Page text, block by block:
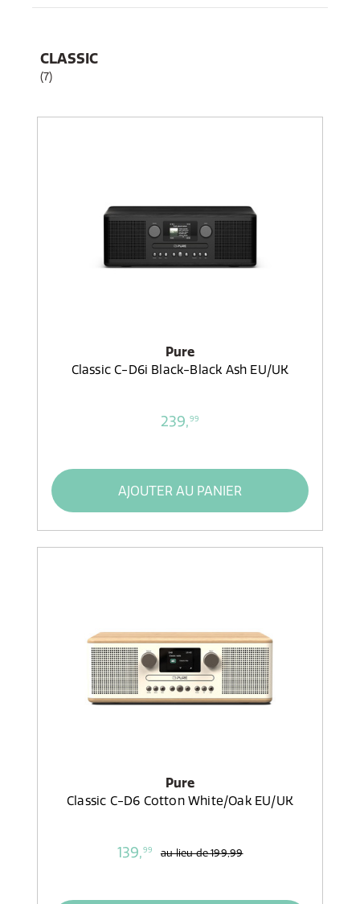
CLASSIC
(7)
Pure
Classic C-D6i Black-Black Ash EU/UK
239,99
AJOUTER AU PANIER
Pure
Classic C-D6 Cotton White/Oak EU/UK
139,99 au lieu de199,99